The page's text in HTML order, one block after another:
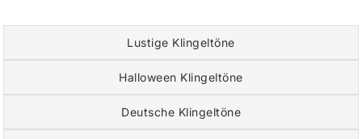
Lustige Klingeltöne
Halloween Klingeltöne
Deutsche Klingeltöne